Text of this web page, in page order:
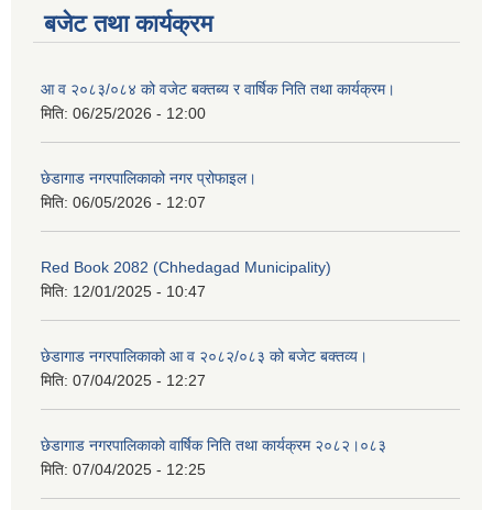
बजेट तथा कार्यक्रम
आ व २०८३/०८४ को वजेट बक्तब्य र वार्षिक निति तथा कार्यक्रम।
मिति: 06/25/2026 - 12:00
छेडागाड नगरपालिकाको नगर प्रोफाइल।
मिति: 06/05/2026 - 12:07
Red Book 2082 (Chhedagad Municipality)
मिति: 12/01/2025 - 10:47
छेडागाड नगरपालिकाको आ व २०८२/०८३ को बजेट बक्तव्य।
मिति: 07/04/2025 - 12:27
छेडागाड नगरपालिकाको वार्षिक निति तथा कार्यक्रम २०८२।०८३
मिति: 07/04/2025 - 12:25